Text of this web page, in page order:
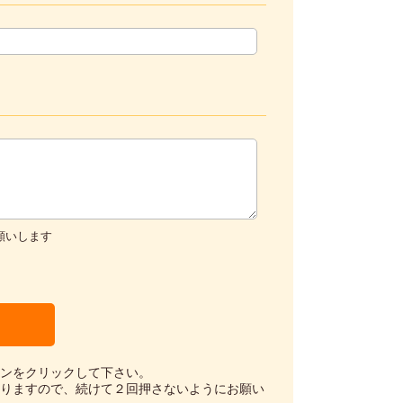
します
をクリックして下さい。
ますので、続けて２回押さないようにお願い